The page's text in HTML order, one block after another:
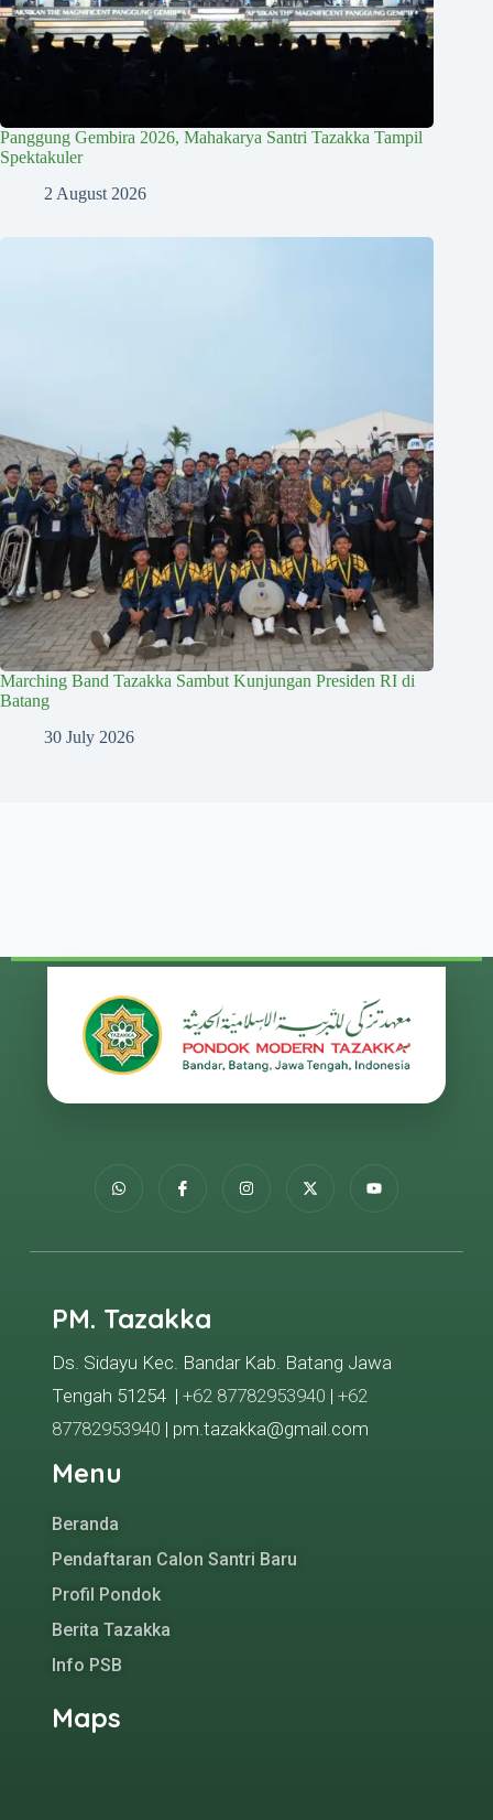
Panggung Gembira 2026, Mahakarya Santri Tazakka Tampil
Spektakuler
2 August 2026
Marching Band Tazakka Sambut Kunjungan Presiden RI di
Batang
30 July 2026
PM. Tazakka
Ds. Sidayu Kec. Bandar Kab. Batang Jawa
Tengah 51254 | +62 87782953940 | +62
87782953940 | pm.tazakka@gmail.com
Menu
Beranda
Pendaftaran Calon Santri Baru
Profil Pondok
Berita Tazakka
Info PSB
Maps